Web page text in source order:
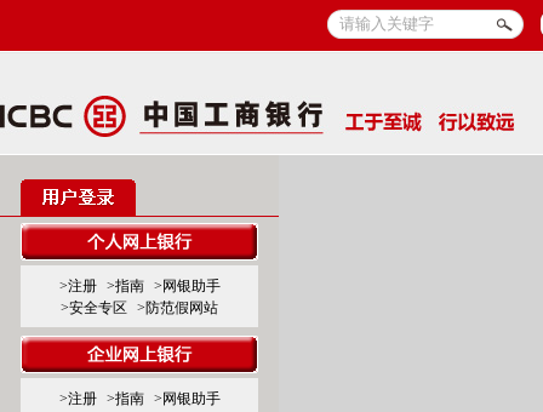
>注册 >指南
>网银助手
>安全专区
>防范假网站
>注册 >指南 >网银助手